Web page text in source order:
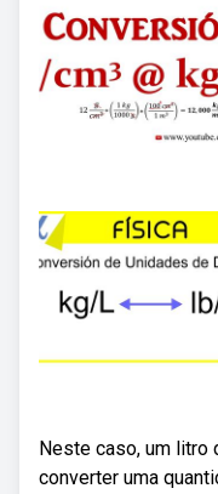
Neste caso, um litro
converter uma